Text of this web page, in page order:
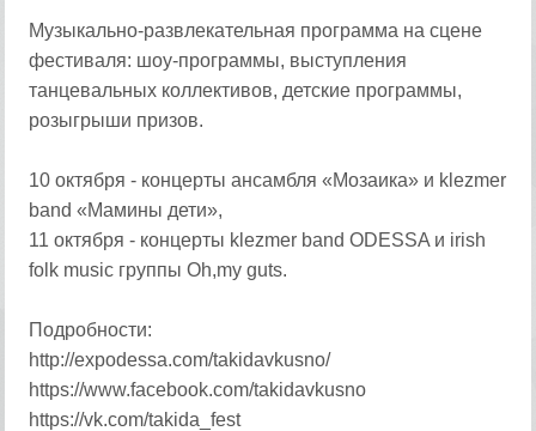
Музыкально-развлекательная программа на сцене
фестиваля: шоу-программы, выступления
танцевальных коллективов, детские программы,
розыгрыши призов.
10 октября - концерты ансамбля «Мозаика» и klezmer
band «Мамины дети»,
11 октября - концерты klezmer band ODESSA и irish
folk music группы Oh,my guts.
Подробности:
http://expodessa.com/takidavkusno/
https://www.facebook.com/takidavkusno
https://vk.com/takida_fest